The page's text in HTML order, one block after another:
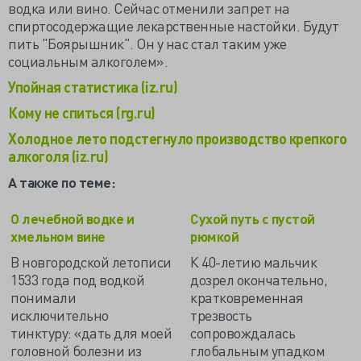
водка или вино. Сейчас отменили запрет на
спиртосодержащие лекарственные настойки. Будут
пить "Боярышник". Он у нас стал таким уже
социальным алкоголем».
Упойная статистика (iz.ru)
Кому не спиться (rg.ru)
Холодное лето подстегнуло производство крепкого
алкоголя (iz.ru)
А также по теме:
О лечебной водке и
хмельном вине
В новгородской летописи
1533 года под водкой
понимали
исключительно
тинктуру: «дать для моей
головной болезни из
Сухой путь с пустой
рюмкой
К 40-летию мальчик
дозрел окончательно,
кратковременная
трезвость
сопровождалась
глобальным упадком